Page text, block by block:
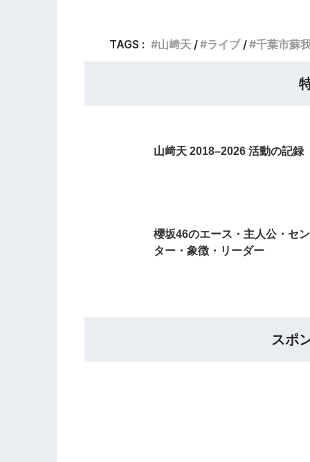
TAGS : 山﨑天 ライブ 千葉市蘇
山﨑天 2018–2026 活動の記録
櫻坂46のエース・主人公・セン
ター・象徴・リーダー
スポ